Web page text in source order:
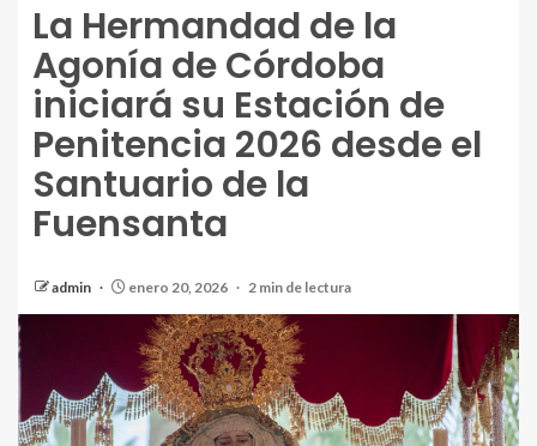
La Hermandad de la
Agonía de Córdoba
iniciará su Estación de
Penitencia 2026 desde el
Santuario de la
Fuensanta
admin enero 20, 2026 2 min de lectura